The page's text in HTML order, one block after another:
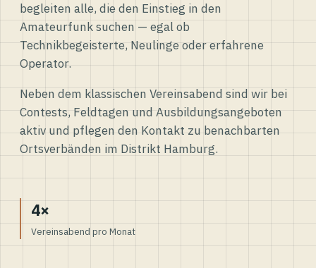
begleiten alle, die den Einstieg in den
Amateurfunk suchen — egal ob
Technikbegeisterte, Neulinge oder erfahrene
Operator.
Neben dem klassischen Vereinsabend sind wir bei
Contests, Feldtagen und Ausbildungsangeboten
aktiv und pflegen den Kontakt zu benachbarten
Ortsverbänden im Distrikt Hamburg.
4×
Vereinsabend pro Monat